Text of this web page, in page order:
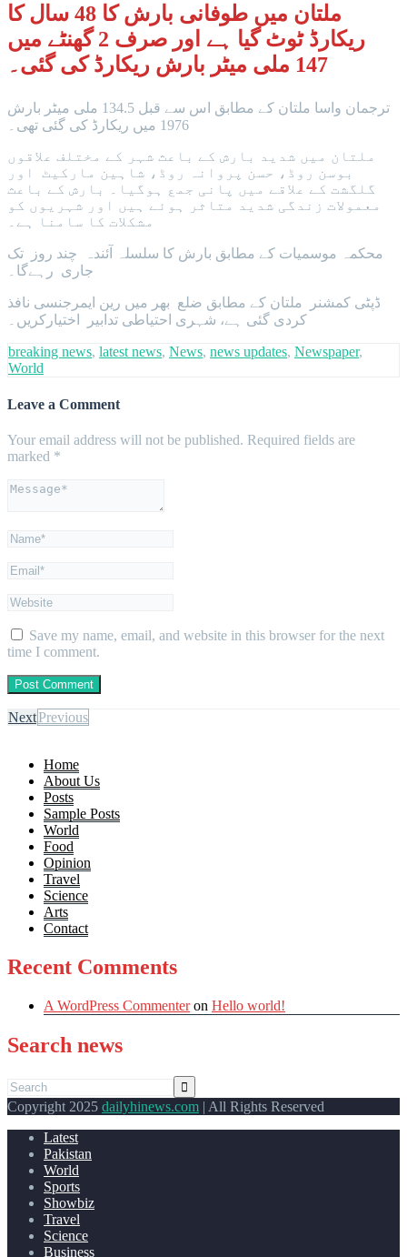
ملتان میں طوفانی بارش کا 48 سال کا
ریکارڈ ٹوٹ گیا ہے اور صرف 2 گھنٹے میں
147 ملی میٹر بارش ریکارڈ کی گئی۔
ترجمان واسا ملتان کے مطابق اس سے قبل 134.5 ملی میٹر بارش
1976 میں ریکارڈ کی گئی تھی۔
ملتان میں شدید بارش کے باعث شہر کے مختلف علاقوں
بوسن روڈ، حسن پروانہ روڈ، شاہین مارکیٹ اور
گلگشت کے علاقے میں پانی جمع ہوگیا۔ بارش کے باعث
معمولات زندگی شدید متاثر ہوئے ہیں اور شہریوں کو
مشکلات کا سامنا ہے۔
محکمہ موسمیات کے مطابق بارش کا سلسلہ آئندہ چند روز تک
جاری رہےگا۔
ڈپٹی کمشنر ملتان کے مطابق ضلع بھر میں رین ایمرجنسی نافذ
کردی گئی ہے، شہری احتیاطی تدابیر اختیارکریں۔
breaking news, latest news, News, news updates, Newspaper,
World
Leave a Comment
Your email address will not be published. Required fields are
marked *
Save my name, email, and website in this browser for the next
time I comment.
NextPrevious
Home
About Us
Posts
Sample Posts
World
Food
Opinion
Travel
Science
Arts
Contact
Recent Comments
A WordPress Commenteron Hello world!
Search news
Copyright 2025 dailyhinews.com | All Rights Reserved
Latest
Pakistan
World
Sports
Showbiz
Travel
Science
Business